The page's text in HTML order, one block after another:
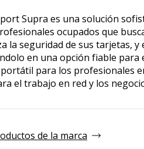
Supra es una solución
ocupados que
la seguridad de sus tarjetas,
en una opción fiable para
para los profesionales
el trabajo en red y los
de la marca